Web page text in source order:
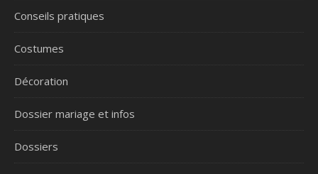
Conseils pratiques
Costumes
Décoration
Dossier mariage et infos
Dossiers